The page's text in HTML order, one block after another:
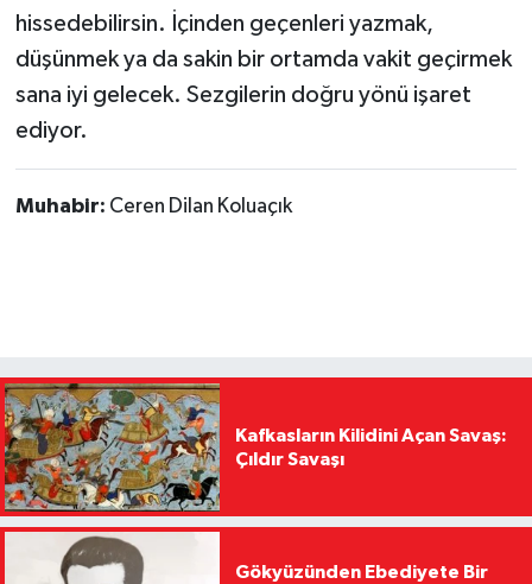
hissedebilirsin. İçinden geçenleri yazmak,
düşünmek ya da sakin bir ortamda vakit geçirmek
sana iyi gelecek. Sezgilerin doğru yönü işaret
ediyor.
Muhabir: Ceren Dilan Koluaçık
Kafkasların Kilidini Açan Savaş:
Çıldır Savaşı
Gökyüzünden Ebediyete Bir